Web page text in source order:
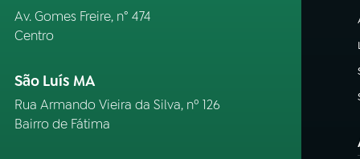
Av. Gomes Freire, n° 474
Centro
São Luís MA
Rua Armando Vieira da Silva, nº 126
Bairro de Fátima